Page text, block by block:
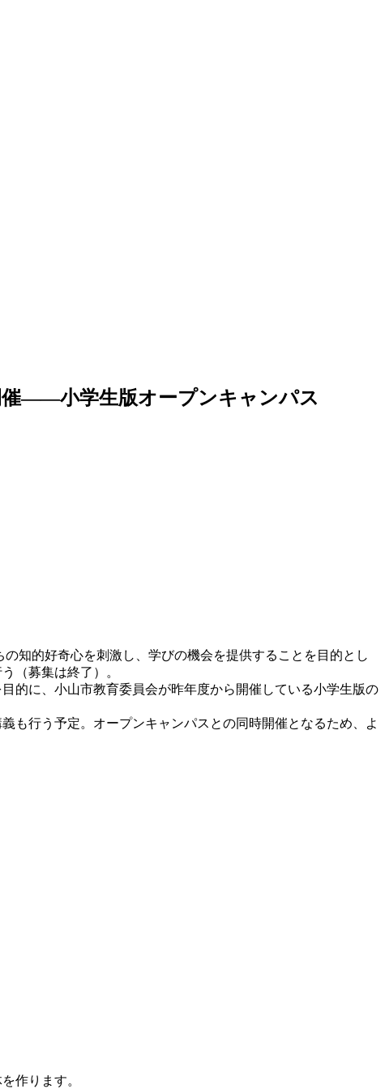
催――小学生版オープンキャンパス
知的好奇心を刺激し、学びの機会を提供することを目的とし
（募集は終了）。
的に、小山市教育委員会が昨年度から開催している小学生版の
も行う予定。オープンキャンパスとの同時開催となるため、よ
作ります。